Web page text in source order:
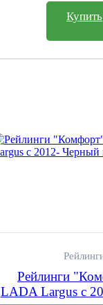
Купить
Рейлинги
LADA Largus с